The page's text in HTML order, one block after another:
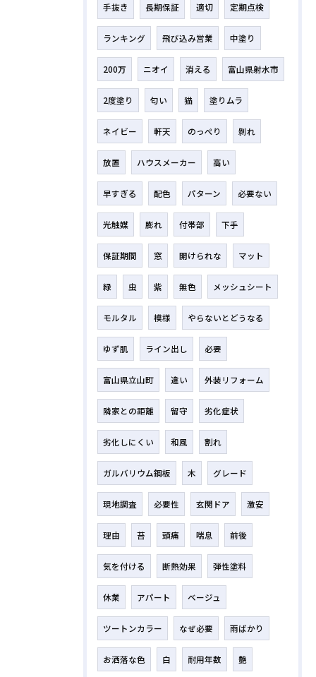
手抜き 長期保証 適切 定期点検
ランキング 飛び込み営業 中塗り
200万 ニオイ 消える 富山県射水市
2度塗り 匂い 猫 塗りムラ
ネイビー 軒天 のっぺり 剝れ
放置 ハウスメーカー 高い
早すぎる 配色 パターン 必要ない
光触媒 膨れ 付帯部 下手
保証期間 窓 開けられな マット
緑 虫 紫 無色 メッシュシート
モルタル 模様 やらないとどうなる
ゆず肌 ライン出し 必要
富山県立山町 違い 外装リフォーム
隣家との距離 留守 劣化症状
劣化しにくい 和風 割れ
ガルバリウム鋼板 木 グレード
現地調査 必要性 玄関ドア 激安
理由 苔 頭痛 喘息 前後
気を付ける 断熱効果 弾性塗料
休業 アパート ベージュ
ツートンカラー なぜ必要 雨ばかり
お洒落な色 白 耐用年数 艶